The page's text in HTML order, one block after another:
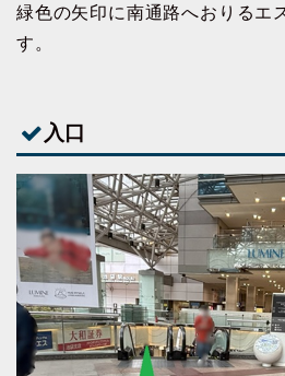
緑色の矢印に南通路へおりるエ
す。
入口